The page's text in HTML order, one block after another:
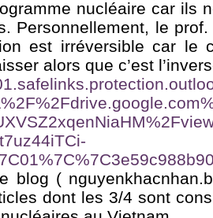
nucléaire car ils
Personnellement, le
est irréversible car le
alors que c’est
blog (
dont les 3/4 sont